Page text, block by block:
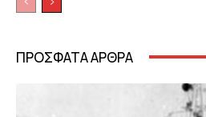
ΠΡΟΣΦΑΤΑ ΑΡΘΡΑ